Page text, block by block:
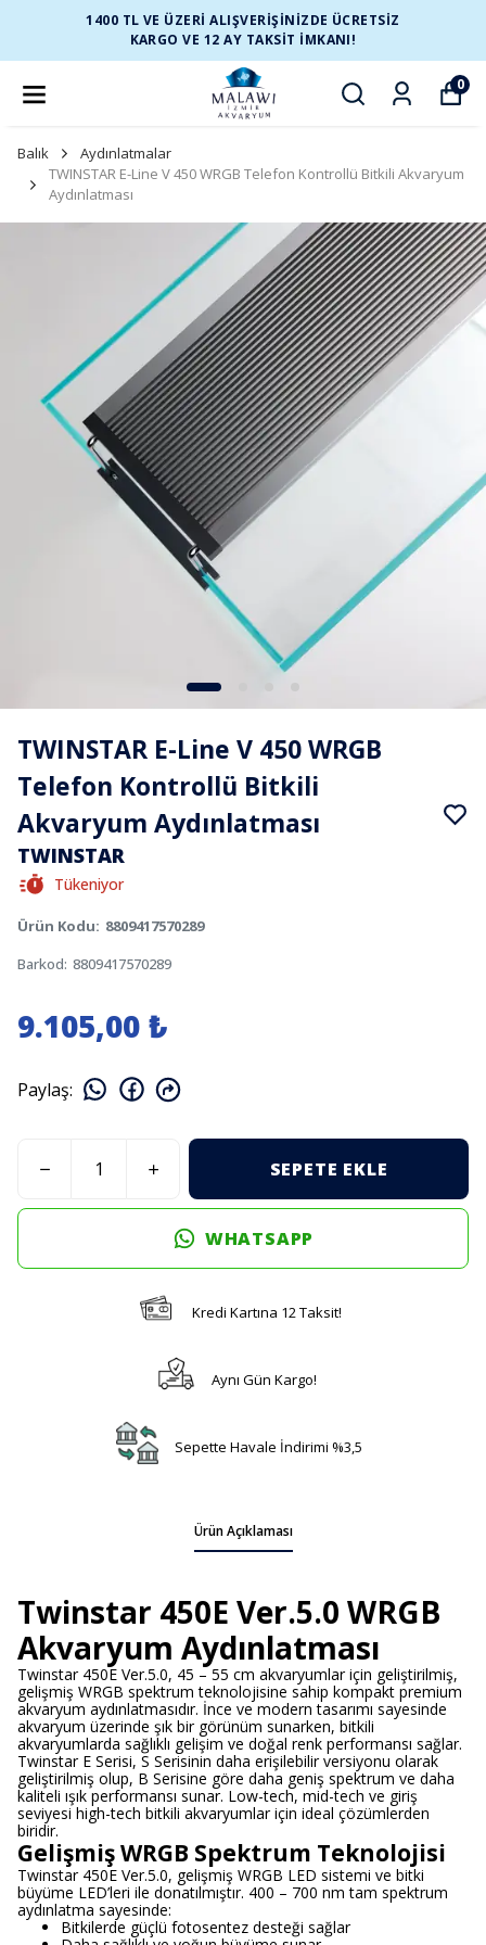
1400 TL VE ÜZERİ ALIŞVERİŞİNİZDE ÜCRETSİZ
KARGO VE 12 AY TAKSİT İMKANI!
0
Balık
Aydınlatmalar
TWINSTAR E-Line V 450 WRGB Telefon Kontrollü Bitkili Akvaryum
Aydınlatması
TWINSTAR E-Line V 450 WRGB
Telefon Kontrollü Bitkili
Akvaryum Aydınlatması
TWINSTAR
Tükeniyor
Ürün Kodu: 8809417570289
Barkod: 8809417570289
9.105,00 ₺
Paylaş:
SEPETE EKLE
WHATSAPP
Kredi Kartına 12 Taksit!
Aynı Gün Kargo!
Sepette Havale İndirimi %3,5
Ürün Açıklaması
Twinstar 450E Ver.5.0 WRGB
Akvaryum Aydınlatması
Twinstar 450E Ver.5.0, 45 – 55 cm akvaryumlar için geliştirilmiş,
gelişmiş WRGB spektrum teknolojisine sahip kompakt premium
akvaryum aydınlatmasıdır. İnce ve modern tasarımı sayesinde
akvaryum üzerinde şık bir görünüm sunarken, bitkili
akvaryumlarda sağlıklı gelişim ve doğal renk performansı sağlar.
Twinstar E Serisi, S Serisinin daha erişilebilir versiyonu olarak
geliştirilmiş olup, B Serisine göre daha geniş spektrum ve daha
kaliteli ışık performansı sunar. Low-tech, mid-tech ve giriş
seviyesi high-tech bitkili akvaryumlar için ideal çözümlerden
biridir.
Gelişmiş WRGB Spektrum Teknolojisi
Twinstar 450E Ver.5.0, gelişmiş WRGB LED sistemi ve bitki
büyüme LED’leri ile donatılmıştır. 400 – 700 nm tam spektrum
aydınlatma sayesinde:
Bitkilerde güçlü fotosentez desteği sağlar